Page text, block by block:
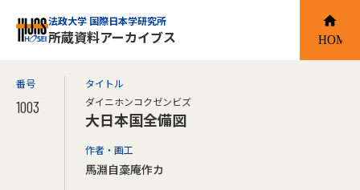
法政大学 国際日本学研究所
所蔵資料アーカイブス
番号
1003
タイトル
ダイニホンコクゼンビズ
大日本国全備図
作者・画工
馬淵自稾庵作カ